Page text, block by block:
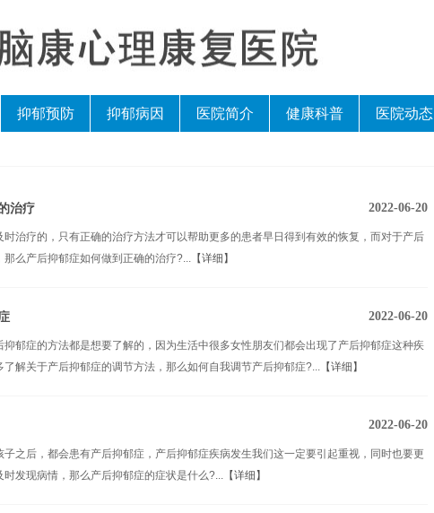
抑郁预防 抑郁病因 医院简介 健康科普 医院动态
治疗 2022-06-20
治疗的，只有正确的治疗方法才可以帮助更多的患者早日得到有效的恢复，而对于产后
么产后抑郁症如何做到正确的治疗?... 【详细】
2022-06-20
郁症的方法都是想要了解的，因为生活中很多女性朋友们都会出现了产后抑郁症这种疾
解关于产后抑郁症的调节方法，那么如何自我调节产后抑郁症?... 【详细】
2022-06-20
之后，都会患有产后抑郁症，产后抑郁症疾病发生我们这一定要引起重视，同时也要更
发现病情，那么产后抑郁症的症状是什么?... 【详细】